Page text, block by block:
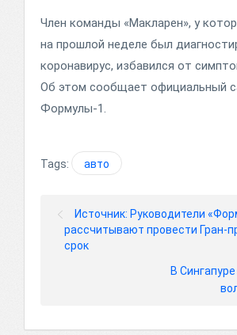
Член команды «Макларен», у
на прошлой неделе был
коронавирус, избавился от
Об этом сообщает официальный
Формулы-1.
Tags: авто
Источник: Руководители
рассчитывают провести Гран-
срок
В